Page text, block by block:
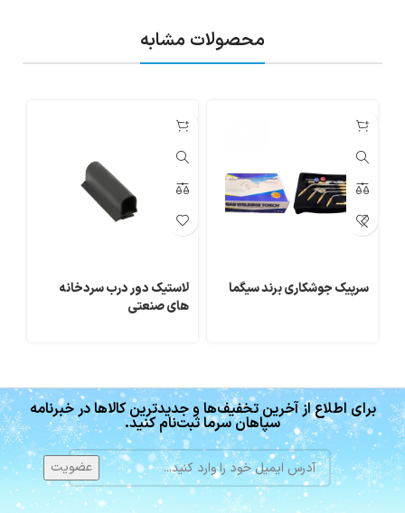
محصولات مشابه
سرپیک جوشکاری برند سیگما
لاستیک دور درب سردخانه
های صنعتی
برای اطلاع از آخرین تخفیف‌ها و جدیدترین کالاها در خبرنامه
سپاهان سرما ثبت‌نام کنید.